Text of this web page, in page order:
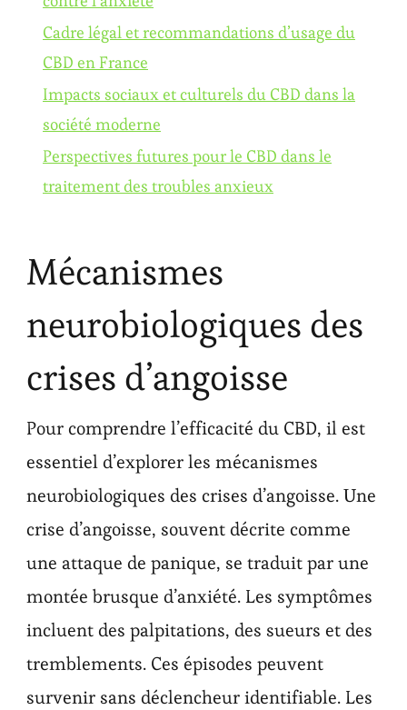
Cadre légal et recommandations d’usage du
CBD en France
Impacts sociaux et culturels du CBD dans la
société moderne
Perspectives futures pour le CBD dans le
traitement des troubles anxieux
Mécanismes
neurobiologiques des
crises d’angoisse
Pour comprendre l’efficacité du CBD, il est
essentiel d’explorer les mécanismes
neurobiologiques des crises d’angoisse. Une
crise d’angoisse, souvent décrite comme
une attaque de panique, se traduit par une
montée brusque d’anxiété. Les symptômes
incluent des palpitations, des sueurs et des
tremblements. Ces épisodes peuvent
survenir sans déclencheur identifiable. Les